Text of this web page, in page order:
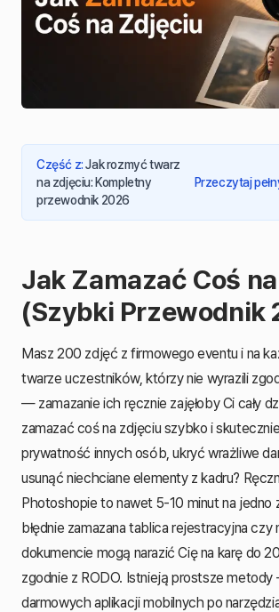
Część z: Jak rozmyć twarz
na zdjęciu: Kompletny
przewodnik 2026
Przeczytaj
Jak Zamazać Coś
(Szybki Przewodnik
Masz 200 zdjęć z firmowego eventu i na
twarze uczestników, którzy nie wyrazili
— zamazanie ich ręcznie zajęłoby Ci cały
zamazać coś na zdjęciu szybko i
prywatność innych osób, ukryć wrażliwe
usunąć niechciane elementy z kadru?
Photoshopie to nawet 5-10 minut na jedno
błędnie zamazana tablica rejestracyjna czy
dokumencie mogą narazić Cię na karę do
zgodnie z RODO. Istnieją prostsze
darmowych aplikacji mobilnych po